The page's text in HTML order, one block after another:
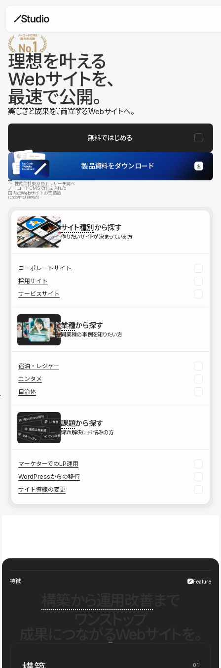
理想を叶える
Webサイトを、
最速で公開。
美しさと成果を、両立するWebサイトへ。
無料ではじめる
製品資料をダウンロード
※ 株式会社東京商工リサーチ調べ
ノーコードCMSで作成された
国内のWebサイトの実績数
（2025年12月末時点）
サイト種別から探す
作りたいサイトが決まっている方
コーポレートサイト
採用サイト
サービスサイト
業種から探す
同業種の事例を知りたい方
宿泊・レジャー
エンタメ
自治体
課題から探す
課題解決にお悩みの方
マーケターでのLP運用
WordPressからの移行
サイト導線の変更
特徴 Feature
01